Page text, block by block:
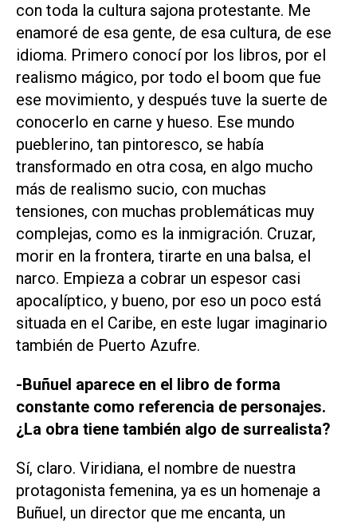
con toda la cultura sajona protestante. Me
enamoré de esa gente, de esa cultura, de ese
idioma. Primero conocí por los libros, por el
realismo mágico, por todo el boom que fue
ese movimiento, y después tuve la suerte de
conocerlo en carne y hueso. Ese mundo
pueblerino, tan pintoresco, se había
transformado en otra cosa, en algo mucho
más de realismo sucio, con muchas
tensiones, con muchas problemáticas muy
complejas, como es la inmigración. Cruzar,
morir en la frontera, tirarte en una balsa, el
narco. Empieza a cobrar un espesor casi
apocalíptico, y bueno, por eso un poco está
situada en el Caribe, en este lugar imaginario
también de Puerto Azufre.
-Buñuel aparece en el libro de forma
constante como referencia de personajes.
¿La obra tiene también algo de surrealista?
Sí, claro. Viridiana, el nombre de nuestra
protagonista femenina, ya es un homenaje a
Buñuel, un director que me encanta, un